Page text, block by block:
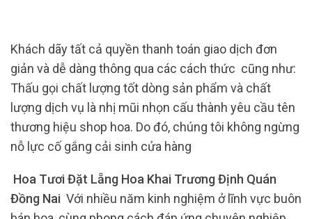
Khách dãy tất cả quyền thanh toán giao dịch đơn
giản và dễ dàng thông qua các cách thức cũng như:
Thấu gọi chất lượng tốt dòng sản phẩm và chất
lượng dịch vụ là nhị mũi nhọn cấu thành yêu cầu tên
thương hiệu shop hoa. Do đó, chúng tôi không ngừng
nỗ lực cố gắng cải sinh cửa hàng
Hoa Tươi Đặt Lẵng Hoa Khai Trương Định Quán
Đồng Nai Với nhiều năm kinh nghiệm ở lĩnh vực buôn